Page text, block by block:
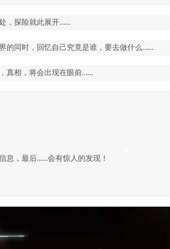
，探险就此展开……
的同时，回忆自己究竟是谁，要去做什么……
真相，将会出现在眼前……
息，最后……会有惊人的发现！